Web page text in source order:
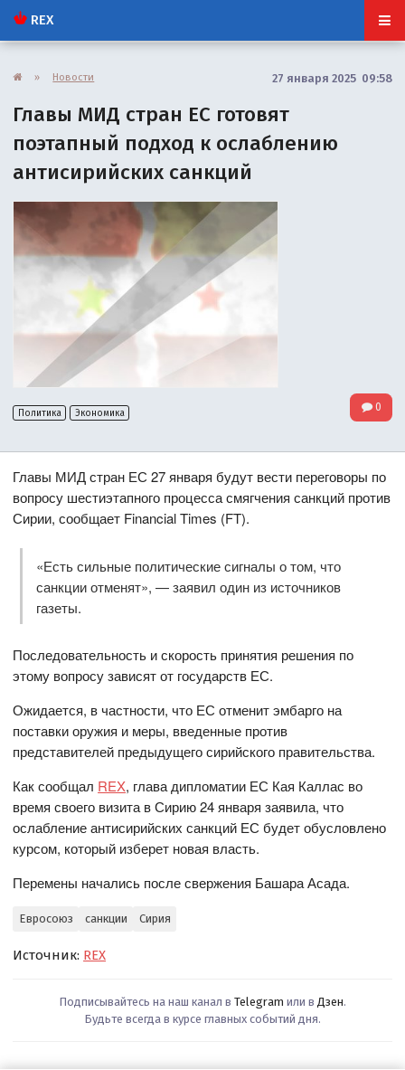
REX
» Новости 27 января 2025 09:58
Главы МИД стран ЕС готовят
поэтапный подход к ослаблению
антисирийских санкций
Политика Экономика 0
Главы МИД стран ЕС 27 января будут вести переговоры по
вопросу шестиэтапного процесса смягчения санкций против
Сирии, сообщает Financial Times (FT).
«Есть сильные политические сигналы о том, что
санкции отменят», — заявил один из источников
газеты.
Последовательность и скорость принятия решения по
этому вопросу зависят от государств ЕС.
Ожидается, в частности, что ЕС отменит эмбарго на
поставки оружия и меры, введенные против
представителей предыдущего сирийского правительства.
Как сообщал REX, глава дипломатии ЕС Кая Каллас во
время своего визита в Сирию 24 января заявила, что
ослабление антисирийских санкций ЕС будет обусловлено
курсом, который изберет новая власть.
Перемены начались после свержения Башара Асада.
Евросоюз санкции Сирия
Источник: REX
Подписывайтесь на наш канал в Telegram или в Дзен.
Будьте всегда в курсе главных событий дня.